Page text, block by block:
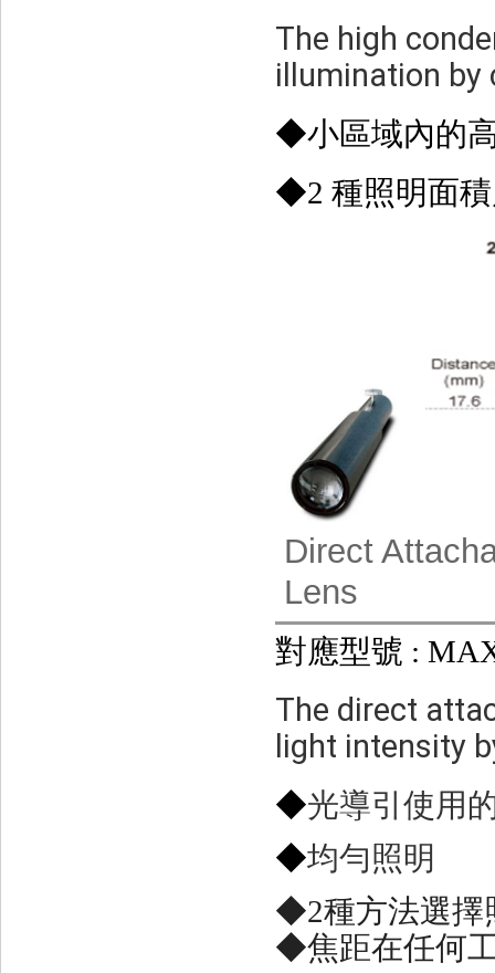
The high
illumination by
◆小區域內的
◆2 種照明面
Direct
Lens
對應型號 :
The direct
light intensity
◆光導引使用
◆均勻照明
◆2種方法選擇
◆焦距在任何